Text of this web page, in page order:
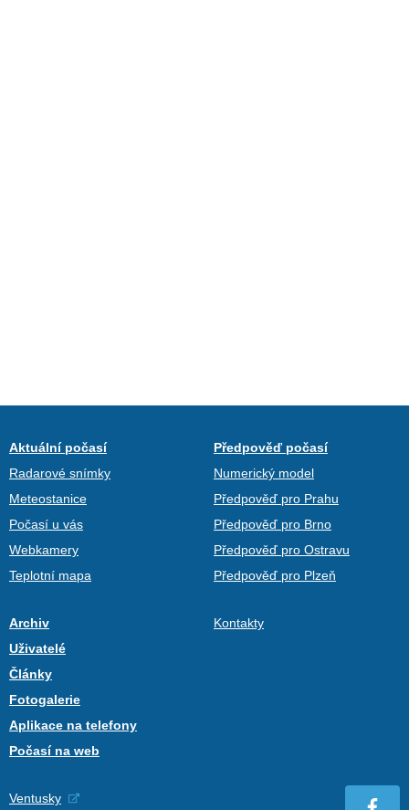
Aktuální počasí
Radarové snímky
Meteostanice
Počasí u vás
Webkamery
Teplotní mapa
Předpověď počasí
Numerický model
Předpověď pro Prahu
Předpověď pro Brno
Předpověď pro Ostravu
Předpověď pro Plzeň
Archiv
Uživatelé
Články
Fotogalerie
Aplikace na telefony
Počasí na web
Kontakty
Ventusky